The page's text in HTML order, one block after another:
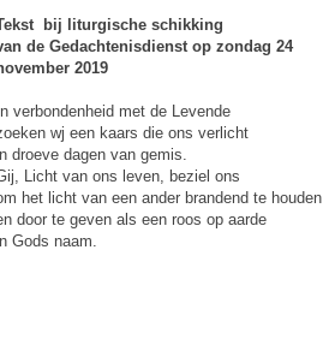
bij liturgische schikking
de Gedachtenisdienst op zondag 24
2019
In verbondenheid met de Levende
wj een kaars die ons verlicht
droeve dagen van gemis.
Licht van ons leven, beziel ons
het licht van een ander brandend te houden
door te geven als een roos op aarde
Gods naam.